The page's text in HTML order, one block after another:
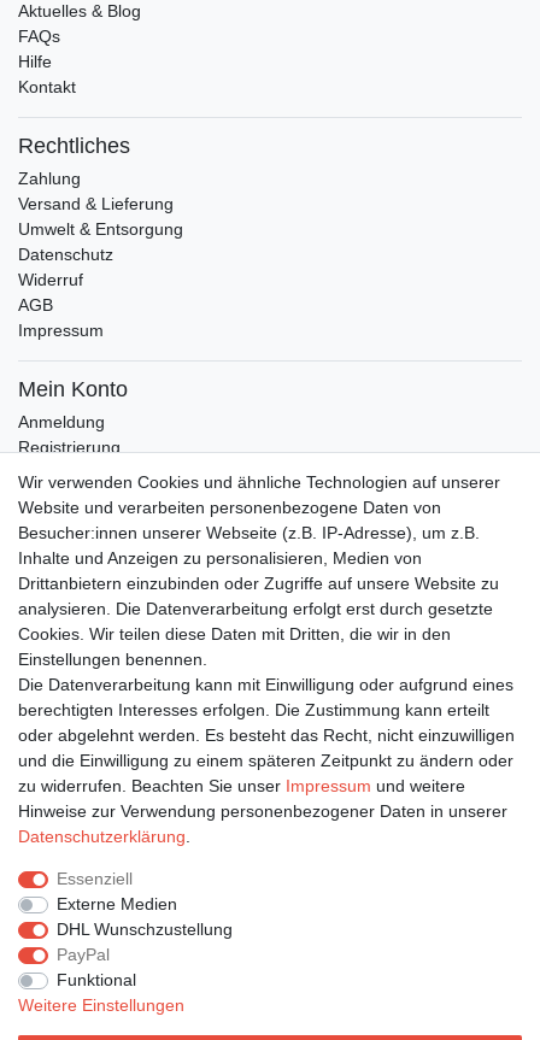
Aktuelles & Blog
FAQs
Hilfe
Kontakt
Rechtliches
Zahlung
Versand & Lieferung
Umwelt & Entsorgung
Datenschutz
Widerruf
AGB
Impressum
Mein Konto
Anmeldung
Registrierung
Wunschliste
Warenkorb
Bleiben Sie auf dem Laufenden ...
E-MAIL **
Newsletter
Honig
Hiermit bestätige ich, dass ich die
Einwilligung kann ich jederzeit widerrufen.**
Abonnieren
** Hierbei handelt es sich um ein Pflichtfeld.
Widerrufs­recht Vertrag widerrufen
Wir verwenden Cookies und ähnliche Technologien auf unserer
Website und verarbeiten personenbezogene Daten von
Besucher:innen unserer Webseite (z.B. IP-Adresse), um z.B.
Inhalte und Anzeigen zu personalisieren, Medien von
Drittanbietern einzubinden oder Zugriffe auf unsere Website zu
analysieren. Die Datenverarbeitung erfolgt erst durch gesetzte
Cookies. Wir teilen diese Daten mit Dritten, die wir in den
Einstellungen benennen.
Die Datenverarbeitung kann mit Einwilligung oder aufgrund eines
berechtigten Interesses erfolgen. Die Zustimmung kann erteilt
oder abgelehnt werden. Es besteht das Recht, nicht einzuwilligen
und die Einwilligung zu einem späteren Zeitpunkt zu ändern oder
zu widerrufen. Beachten Sie unser Impressum und weitere
Hinweise zur Verwendung personenbezogener Daten in unserer
Daten­schutz­erklärung
Essenziell
Externe Medien
DHL Wunschzustellung
PayPal
Funktional
Weitere Einstellungen